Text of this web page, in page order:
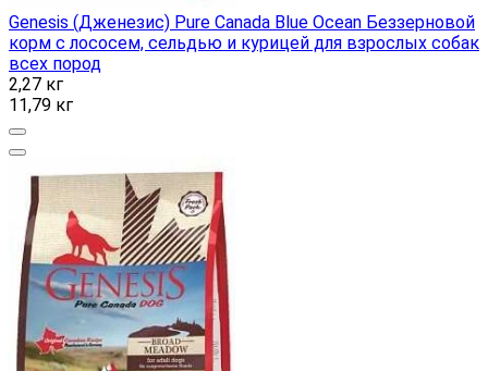
Genesis (Дженезис) Pure Canada Blue Ocean Беззерновой
корм с лососем, сельдью и курицей для взрослых собак
всех пород
2,27 кг
11,79 кг